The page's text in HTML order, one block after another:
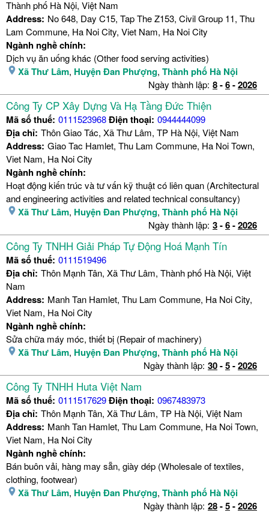
Thành phố Hà Nội, Việt Nam
Address: No 648, Day C15, Tap The Z153, Civil Group 11, Thu
Lam Commune, Ha Noi City, Viet Nam, Ha Noi City
Ngành nghề chính:
Dịch vụ ăn uống khác (Other food serving activities)
Xã Thư Lâm, Huyện Đan Phượng, Thành phố Hà Nội
Ngày thành lập: 8-6-2026
Công Ty CP Xây Dựng Và Hạ Tầng Đức Thiện
Mã số thuế: 0111523968Điện thoại: 0944444099
Địa chỉ: Thôn Giao Tác, Xã Thư Lâm, TP Hà Nội, Việt Nam
Address: Giao Tac Hamlet, Thu Lam Commune, Ha Noi Town,
Viet Nam, Ha Noi City
Ngành nghề chính:
Hoạt động kiến trúc và tư vấn kỹ thuật có liên quan (Architectural
and engineering activities and related technical consultancy)
Xã Thư Lâm, Huyện Đan Phượng, Thành phố Hà Nội
Ngày thành lập: 3-6-2026
Công Ty TNHH Giải Pháp Tự Động Hoá Mạnh Tín
Mã số thuế: 0111519496
Địa chỉ: Thôn Mạnh Tân, Xã Thư Lâm, Thành phố Hà Nội, Việt
Nam
Address: Manh Tan Hamlet, Thu Lam Commune, Ha Noi City,
Viet Nam, Ha Noi City
Ngành nghề chính:
Sửa chữa máy móc, thiết bị (Repair of machinery)
Xã Thư Lâm, Huyện Đan Phượng, Thành phố Hà Nội
Ngày thành lập: 30-5-2026
Công Ty TNHH Huta Việt Nam
Mã số thuế: 0111517629Điện thoại: 0967483973
Địa chỉ: Thôn Mạnh Tân, Xã Thư Lâm, TP Hà Nội, Việt Nam
Address: Manh Tan Hamlet, Thu Lam Commune, Ha Noi Town,
Viet Nam, Ha Noi City
Ngành nghề chính:
Bán buôn vải, hàng may sẵn, giày dép (Wholesale of textiles,
clothing, footwear)
Xã Thư Lâm, Huyện Đan Phượng, Thành phố Hà Nội
Ngày thành lập: 28-5-2026